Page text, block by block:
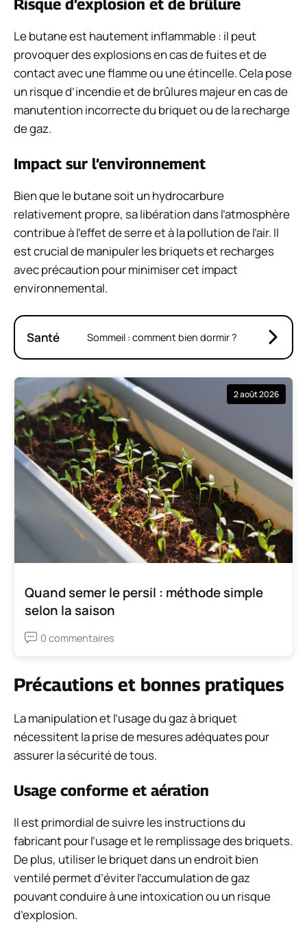
Risque d’explosion et de brûlure
Le butane est hautement inflammable : il peut
provoquer des explosions en cas de fuites et de
contact avec une flamme ou une étincelle. Cela pose
un risque d’incendie et de brûlures majeur en cas de
manutention incorrecte du briquet ou de la recharge
de gaz.
Impact sur l’environnement
Bien que le butane soit un hydrocarbure
relativement propre, sa libération dans l’atmosphère
contribue à l’effet de serre et à la pollution de l’air. Il
est crucial de manipuler les briquets et recharges
avec précaution pour minimiser cet impact
environnemental.
Santé Sommeil : comment bien dormir ?
2 août 2026
Quand semer le persil : méthode simple
selon la saison
0 commentaires
Précautions et bonnes pratiques
La manipulation et l’usage du gaz à briquet
nécessitent la prise de mesures adéquates pour
assurer la sécurité de tous.
Usage conforme et aération
Il est primordial de suivre les instructions du
fabricant pour l’usage et le remplissage des briquets.
De plus, utiliser le briquet dans un endroit bien
ventilé permet d’éviter l’accumulation de gaz
pouvant conduire à une intoxication ou un risque
d’explosion.